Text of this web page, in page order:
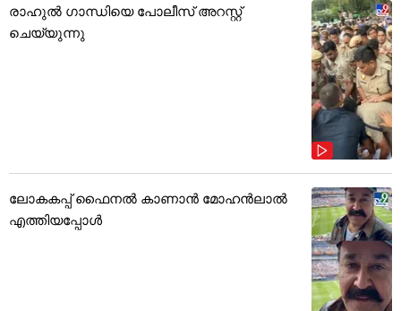
രാഹുൽ ഗാന്ധിയെ പോലീസ് അറസ്റ്റ്
ചെയ്യുന്നു
ലോകകപ്പ് ഫൈനൽ കാണാൻ മോഹൻലാൽ
എത്തിയപ്പോൾ